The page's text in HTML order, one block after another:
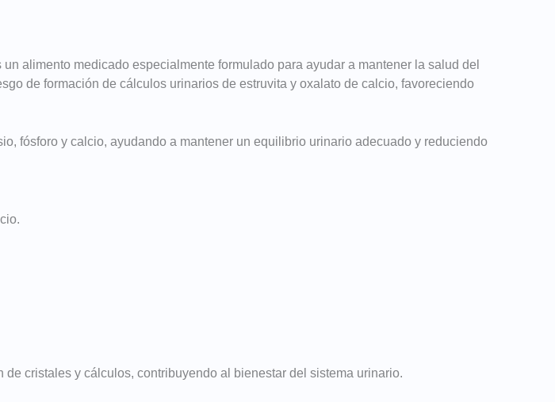
un alimento medicado especialmente formulado para ayudar a mantener la salud del
de formación de cálculos urinarios de estruvita y oxalato de calcio, favoreciendo
fósforo y calcio, ayudando a mantener un equilibrio urinario adecuado y reduciendo
cristales y cálculos, contribuyendo al bienestar del sistema urinario.